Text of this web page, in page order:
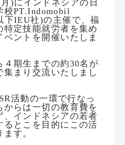
)にインドネシアの日
校PT.Indomobil
下IEU社)の主催で、福
特定技能就労者を集め
ントを開催いたしま
４期生までの約30名が
まり交流いたしまし
活動の一環で行なっ
からは一切の教育費を
、インドネシアの若者
るとこを目的にこの活
す。